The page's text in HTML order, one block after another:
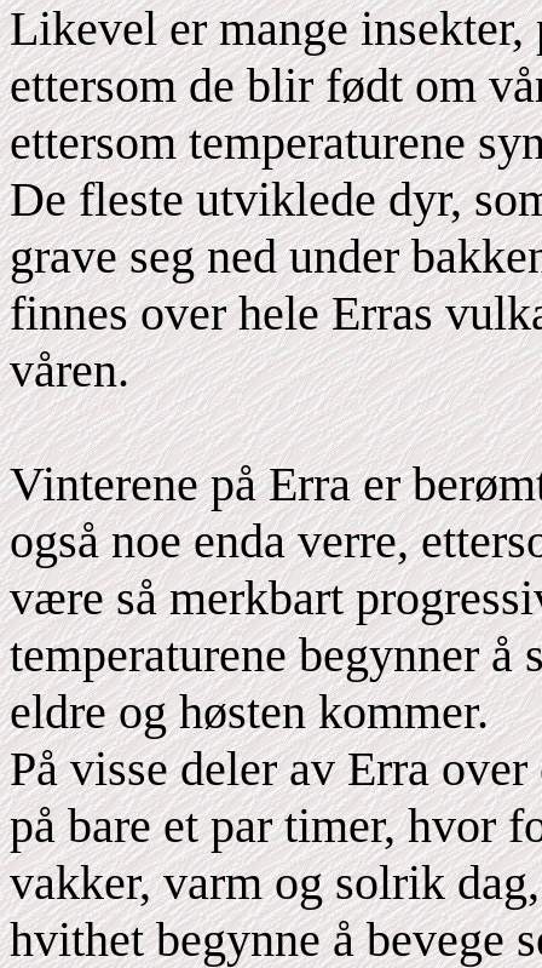
Likevel er mange
ettersom de blir født om
ettersom temperaturene
De fleste utviklede dyr,
grave seg ned under
finnes over hele Erras
våren.
Vinterene på Erra er
også noe enda verre,
være så merkbart
temperaturene begynner å
eldre og høsten kommer.
På visse deler av Erra
på bare et par timer, hvor
vakker, varm og solrik
hvithet begynne å bevege